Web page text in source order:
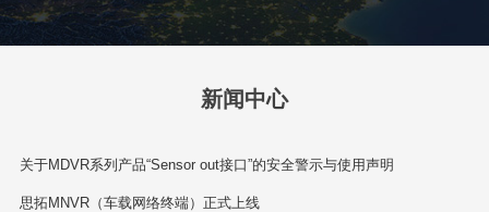
新闻中心
关于MDVR系列产品“Sensor out接口”的安全警示与使用声明
思拓MNVR（车载网络终端）正式上线